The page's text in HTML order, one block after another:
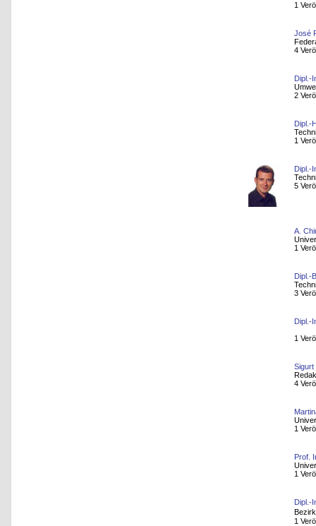
1
José
4
Dipl.-
2
Dipl.-
1
Dipl.-
5
A.
1
Dipl.-
3
Dipl.-
1
Sigurt
4
1
Prof.
1
Dipl.-
1